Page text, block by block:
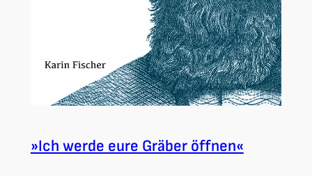
»Ich werde eure Gräber öffnen«